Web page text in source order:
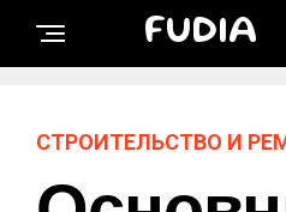
FUDIA
СТРОИТЕЛЬСТВО И